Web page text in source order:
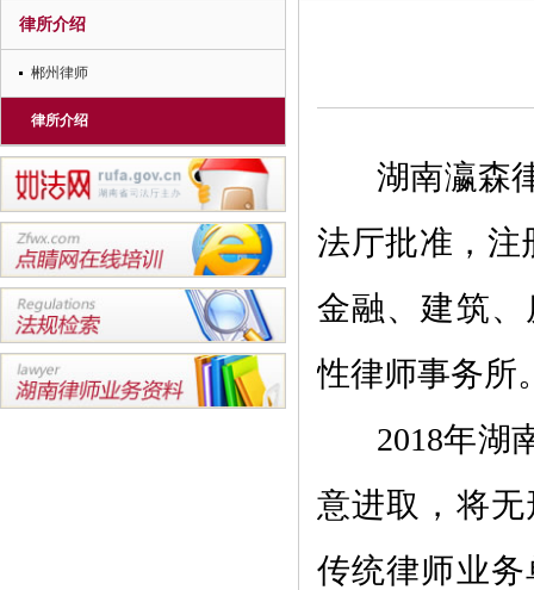
律所介绍
郴州律师
律所介绍
湖南瀛森律
法厅批准，注
金融、建筑
性律师事务所
2018年湖南
意进取，将
传统律师业